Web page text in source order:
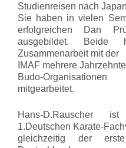
Studienreisen nach
Sie haben in vielen
erfolgreichen Dan
ausgebildet.
Zusammenarbeit mit der
IMAF mehrere
Budo-
mitgearbeitet.
Hans-D.Rauscher
1.Deutschen Karate-
gleichzeitig der